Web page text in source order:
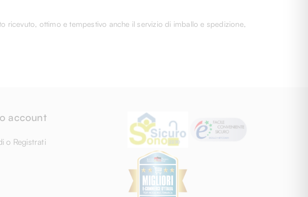
ricevuto, ottimo e tempestivo anche il servizio di imballo e spedizione,
account
o Registrati